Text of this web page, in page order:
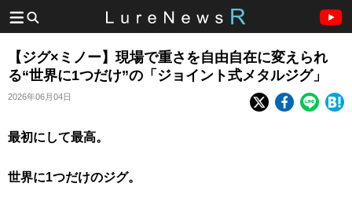
【ジグ×ミノー】現場で重さを自由自在に変えられ
る“世界に1つだけ”の「ジョイント式メタルジグ」
2026年06月04日
最初にして最高。
世界に1つだけのジグ。